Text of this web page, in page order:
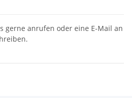
gerne anrufen oder eine E-Mail an